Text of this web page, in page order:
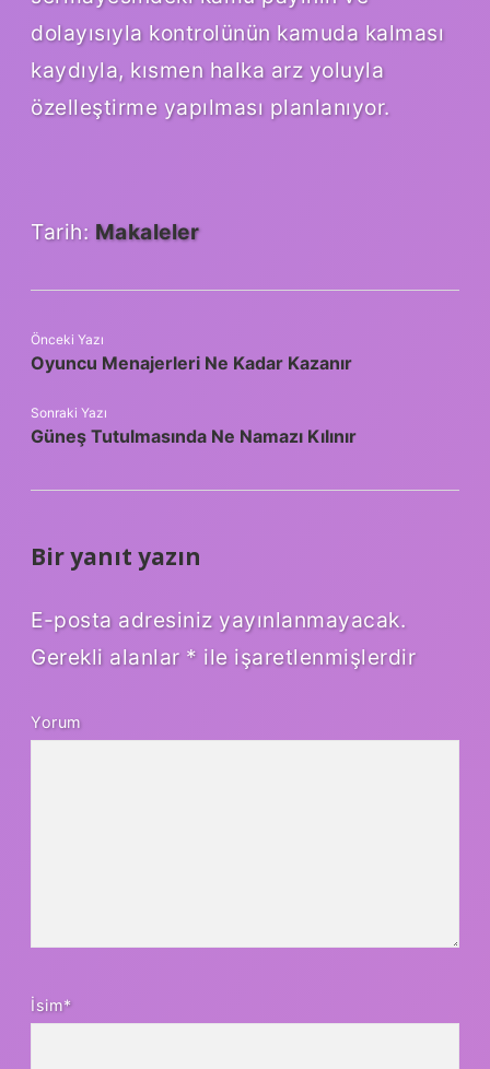
dolayısıyla kontrolünün kamuda kalması
kaydıyla, kısmen halka arz yoluyla
özelleştirme yapılması planlanıyor.
Tarih: Makaleler
Önceki Yazı
Oyuncu Menajerleri Ne Kadar Kazanır
Sonraki Yazı
Güneş Tutulmasında Ne Namazı Kılınır
Bir yanıt yazın
E-posta adresiniz yayınlanmayacak.
Gerekli alanlar * ile işaretlenmişlerdir
Yorum
İsim*